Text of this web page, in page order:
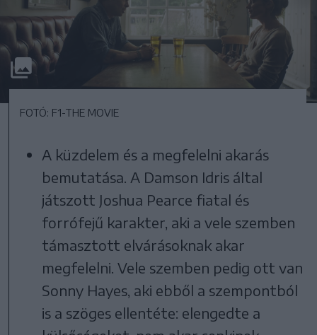
FOTÓ: F1-THE MOVIE
A küzdelem és a megfelelni akarás
bemutatása. A Damson Idris által
játszott Joshua Pearce fiatal és
forrófejű karakter, aki a vele szemben
támasztott elvárásoknak akar
megfelelni. Vele szemben pedig ott van
Sonny Hayes, aki ebből a szempontból
is a szöges ellentéte: elengedte a